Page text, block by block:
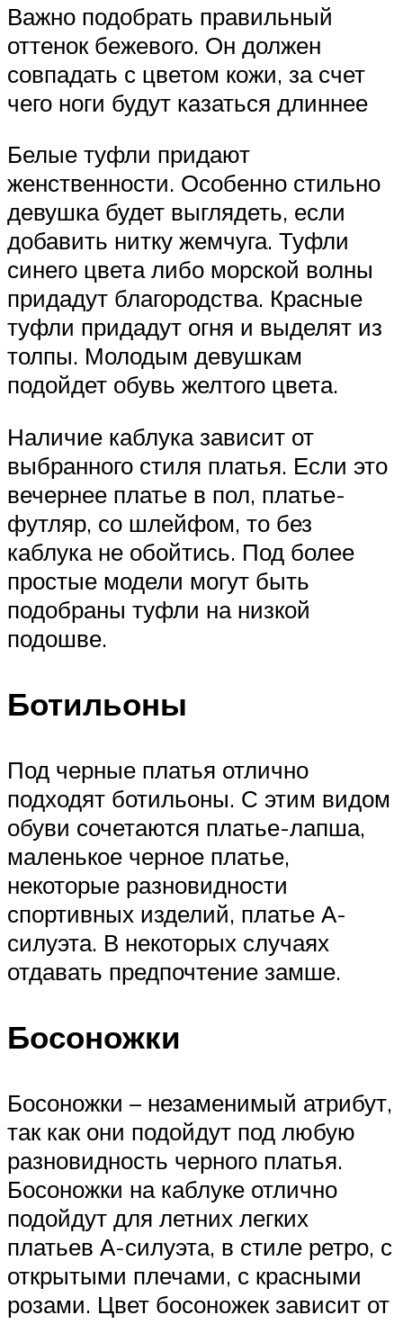
Важно подобрать правильный
оттенок бежевого. Он должен
совпадать с цветом кожи, за счет
чего ноги будут казаться длиннее
Белые туфли придают
женственности. Особенно стильно
девушка будет выглядеть, если
добавить нитку жемчуга. Туфли
синего цвета либо морской волны
придадут благородства. Красные
туфли придадут огня и выделят из
толпы. Молодым девушкам
подойдет обувь желтого цвета.
Наличие каблука зависит от
выбранного стиля платья. Если это
вечернее платье в пол, платье-
футляр, со шлейфом, то без
каблука не обойтись. Под более
простые модели могут быть
подобраны туфли на низкой
подошве.
Ботильоны
Под черные платья отлично
подходят ботильоны. С этим видом
обуви сочетаются платье-лапша,
маленькое черное платье,
некоторые разновидности
спортивных изделий, платье А-
силуэта. В некоторых случаях
отдавать предпочтение замше.
Босоножки
Босоножки – незаменимый атрибут,
так как они подойдут под любую
разновидность черного платья.
Босоножки на каблуке отлично
подойдут для летних легких
платьев А-силуэта, в стиле ретро, с
открытыми плечами, с красными
розами. Цвет босоножек зависит от